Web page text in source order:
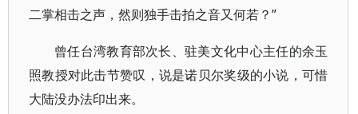
二掌相击之声，然则独手击拍之音又何若？”
曾任台湾教育部次长、驻美文化中心主任的余玉
照教授对此击节赞叹，说是诺贝尔奖级的小说，可惜
大陆没办法印出来。